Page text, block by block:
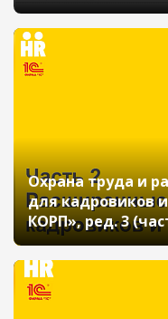
Охрана труда и
для кадровиков
КОРП», ред. 3